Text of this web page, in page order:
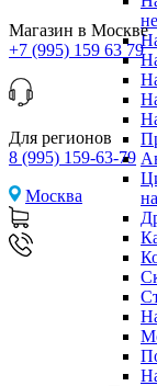
Магазин в Москве
+7 (995) 159 63 79
Для регионов
8 (995) 159-63-79
Москва